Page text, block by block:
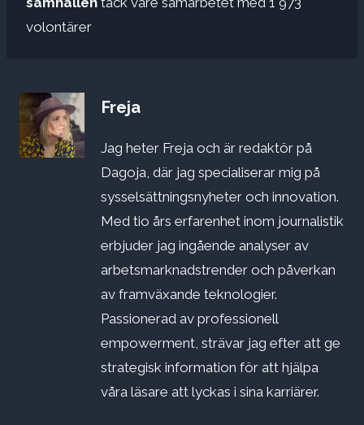
volontärer
Freja
Jag heter Freja och är redaktör på
Dagoja, där jag specialiserar mig på
sysselsättningsnyheter och innovation.
Med tio års erfarenhet inom journalistik
erbjuder jag ingående analyser av
arbetsmarknadstrender och påverkan
av framväxande teknologier.
Passionerad av professionell
empowerment, strävar jag efter att ge
strategisk information för att hjälpa
våra läsare att lyckas i sina karriärer.